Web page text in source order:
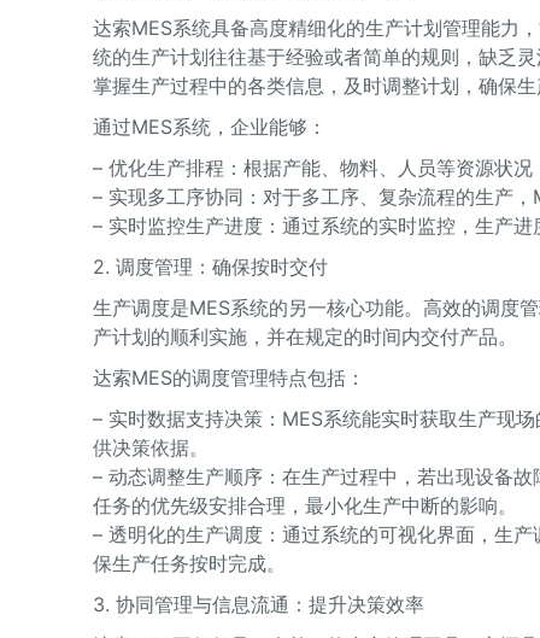
达索MES系统具备高度精细化的生产计划管理能力
统的生产计划往往基于经验或者简单的规则，缺乏
掌握生产过程中的各类信息，及时调整计划，确保
通过MES系统，企业能够：
– 优化生产排程：根据产能、物料、人员等资源状
– 实现多工序协同：对于多工序、复杂流程的生产
– 实时监控生产进度：通过系统的实时监控，生产
2. 调度管理：确保按时交付
生产调度是MES系统的另一核心功能。高效的调度
产计划的顺利实施，并在规定的时间内交付产品。
达索MES的调度管理特点包括：
– 实时数据支持决策：MES系统能实时获取生产现
供决策依据。
– 动态调整生产顺序：在生产过程中，若出现设备
任务的优先级安排合理，最小化生产中断的影响。
– 透明化的生产调度：通过系统的可视化界面，生
保生产任务按时完成。
3. 协同管理与信息流通：提升决策效率